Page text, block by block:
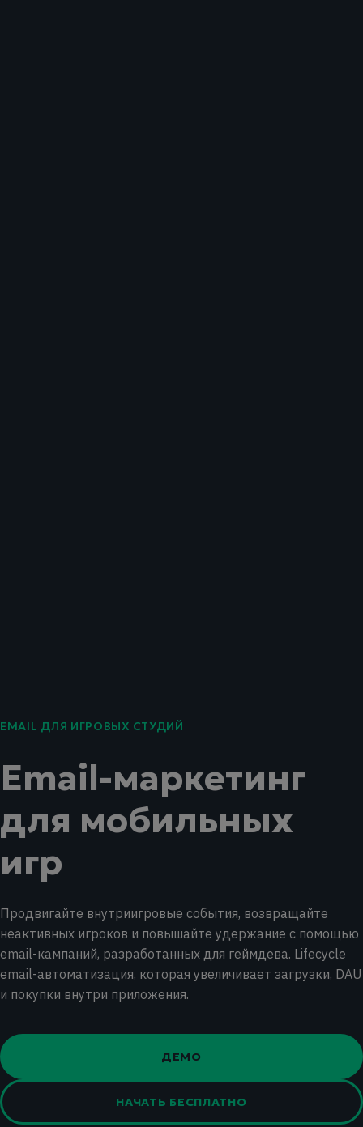
EMAIL ДЛЯ ИГРОВЫХ СТУДИЙ
Email-маркетинг
для мобильных
игр
Продвигайте внутриигровые события, возвращайте
неактивных игроков и повышайте удержание с помощью
email-кампаний, разработанных для геймдева. Lifecycle
email-автоматизация, которая увеличивает загрузки, DAU
и покупки внутри приложения.
ДЕМО
НАЧАТЬ БЕСПЛАТНО